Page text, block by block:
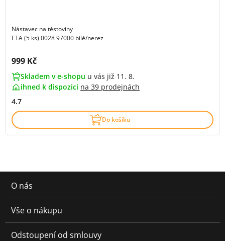
Nástavec na těstoviny
ETA (5 ks) 0028 97000 bílé/nerez
Cena s DPH:
999 Kč
Skladem v e-shopu u vás již 11. 8.
ihned k dispozici na 39 prodejnách
4.7
Do košíku
O nás
Vše o nákupu
Odstoupení od smlouvy